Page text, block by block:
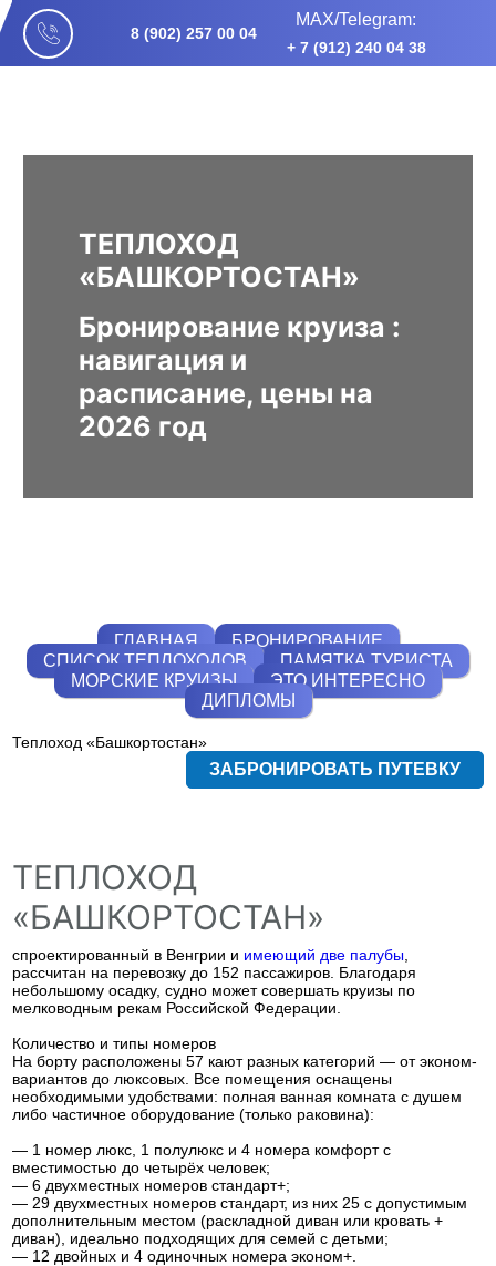
8 (902) 257 00 04
МАХ/Telegram:
+ 7 (912) 240 04 38
ТЕПЛОХОД
«БАШКОРТОСТАН»
Бронирование круиза :
навигация и
расписание, цены на
2026 год
ГЛАВНАЯ
БРОНИРОВАНИЕ
СПИСОК ТЕПЛОХОДОВ
ПАМЯТКА ТУРИСТА
МОРСКИЕ КРУИЗЫ
ЭТО ИНТЕРЕСНО
ДИПЛОМЫ
Теплоход «Башкортостан»
ЗАБРОНИРОВАТЬ ПУТЕВКУ
ТЕПЛОХОД
«БАШКОРТОСТАН»
спроектированный в Венгрии и имеющий две палубы
рассчитан на перевозку до 152 пассажиров. Благодаря
небольшому осадку, судно может совершать круизы по
мелководным рекам Российской Федерации.
Количество и типы номеров
На борту расположены 57 кают разных категорий — от эконом-
вариантов до люксовых. Все помещения оснащены
необходимыми удобствами: полная ванная комната с душем
либо частичное оборудование (только раковина):
— 1 номер люкс, 1 полулюкс и 4 номера комфорт с
вместимостью до четырёх человек;
— 6 двухместных номеров стандарт+;
— 29 двухместных номеров стандарт, из них 25 с допустимым
дополнительным местом (раскладной диван или кровать +
диван), идеально подходящих для семей с детьми;
— 12 двойных и 4 одиночных номера эконом+.